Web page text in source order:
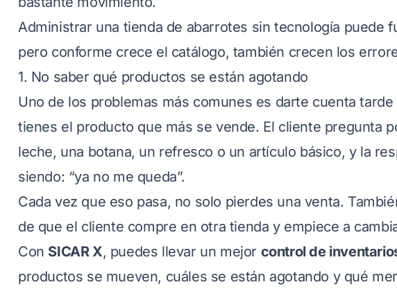
Administrar una tienda de abarrotes sin tecnología puede
pero conforme crece el catálogo, también crecen los
1. No saber qué productos se están agotando
Uno de los problemas más comunes es darte cuenta
tienes el producto que más se vende. El cliente pregunta
leche, una botana, un refresco o un artículo básico, y la
siendo: “ya no me queda”.
Cada vez que eso pasa, no solo pierdes una venta.
de que el cliente compre en otra tienda y empiece a
Con SICAR X, puedes llevar un mejor control de
productos se mueven, cuáles se están agotando y qué